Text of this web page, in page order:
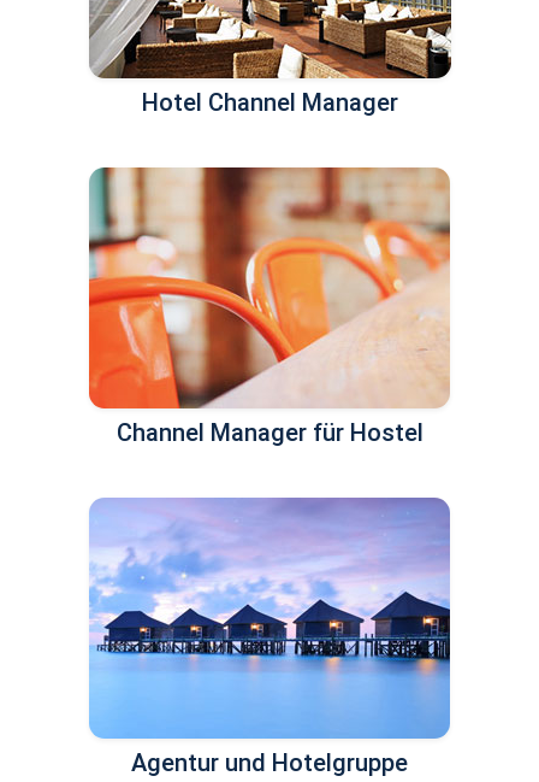
Hotel Channel Manager
Channel Manager für Hostel
Agentur und Hotelgruppe